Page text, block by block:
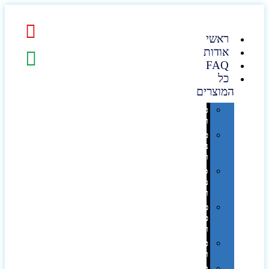
ראשי
אודות
FAQ
כל
המוצרים
טכנולוגיה
וגאדג'טים
פנאי,
נופש
ונסיעות
סביבת
משרד
ופרימיום
כלים,
פנסים
ורכב
טקסטיל
וחורף